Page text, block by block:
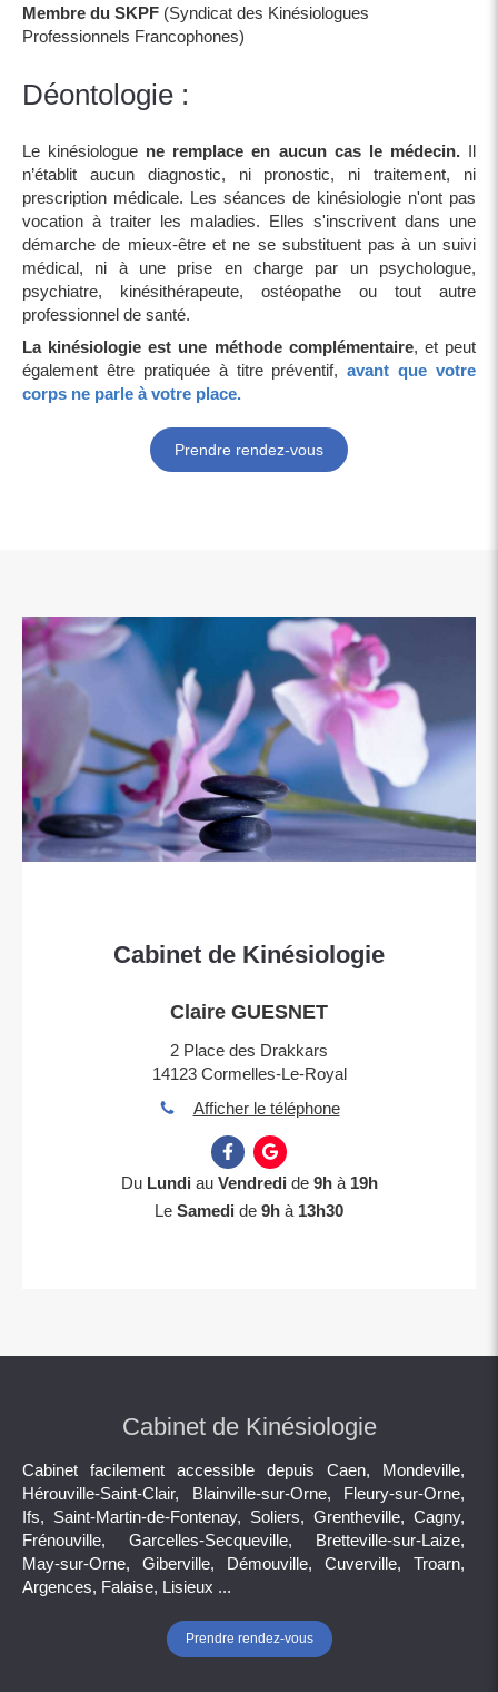
Membre du SKPF (Syndicat des Kinésiologues
Professionnels Francophones)
Déontologie :
Le kinésiologue ne remplace en aucun cas le médecin.Il
n’établit aucun diagnostic, ni pronostic, ni traitement, ni
prescription médicale. Les séances de kinésiologie n'ont pas
vocation à traiter les maladies. Elles s'inscrivent dans une
démarche de mieux-être et ne se substituent pas à un suivi
médical, ni à une prise en charge par un psychologue,
psychiatre, kinésithérapeute, ostéopathe ou tout autre
professionnel de santé.
La kinésiologie est une méthode complémentaire, et peut
également être pratiquée à titre préventif,avant que votre
corps ne parle à votre place.
Prendre rendez-vous
Cabinet de Kinésiologie
Claire GUESNET
2 Place des Drakkars
14123 Cormelles-Le-Royal
Afficher le téléphone
Du Lundi au Vendredi de 9hà 19h
Le Samedi de 9h à 13h30
Cabinet de Kinésiologie
Cabinet facilement accessible depuis Caen, Mondeville,
Hérouville-Saint-Clair, Blainville-sur-Orne, Fleury-sur-Orne,
Ifs, Saint-Martin-de-Fontenay, Soliers, Grentheville, Cagny,
Frénouville, Garcelles-Secqueville, Bretteville-sur-Laize,
May-sur-Orne, Giberville, Démouville, Cuverville, Troarn,
Argences, Falaise, Lisieux ...
Prendre rendez-vous